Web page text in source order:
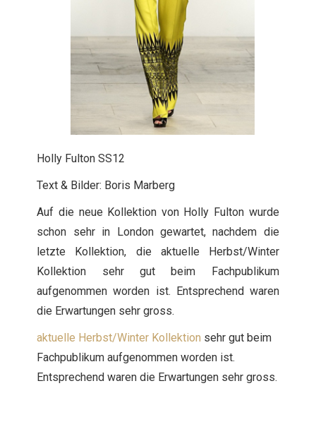
Holly Fulton SS12
Text & Bilder: Boris Marberg
Auf die neue Kollektion von Holly Fulton wurde
schon sehr in London gewartet, nachdem die
letzte Kollektion, die aktuelle Herbst/Winter
Kollektion sehr gut beim Fachpublikum
aufgenommen worden ist. Entsprechend waren
die Erwartungen sehr gross.
aktuelle Herbst/Winter Kollektion sehr gut beim
Fachpublikum aufgenommen worden ist.
Entsprechend waren die Erwartungen sehr gross.